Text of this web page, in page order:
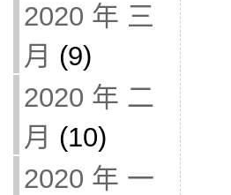
2020 年 三
月 (9)
2020 年 二
月 (10)
2020 年 一